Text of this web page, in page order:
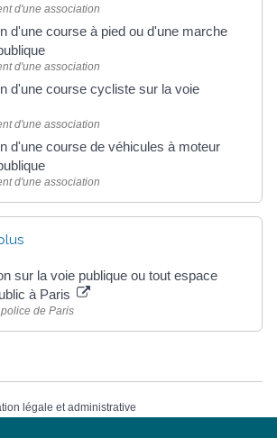
d'une association
d'une course à pied ou d'une marche
d'une association
d'une course cycliste sur la voie
d'une association
d'une course de véhicules à moteur
d'une association
sur la voie publique ou tout espace
à Paris
de Paris
légale et administrative